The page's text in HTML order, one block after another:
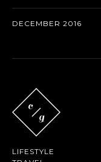
DECEMBER 2016
LIFESTYLE